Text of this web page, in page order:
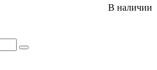
В наличии